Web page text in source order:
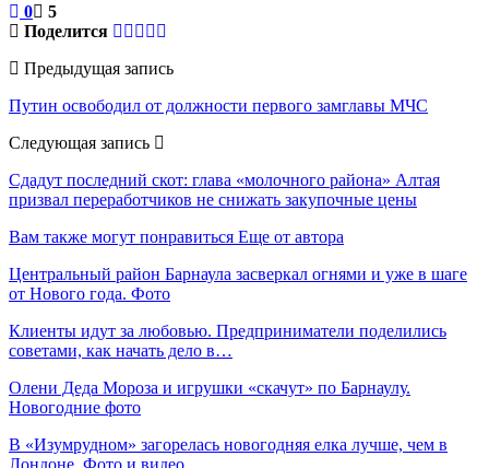
0
5
Поделится
Предыдущая запись
Путин освободил от должности первого замглавы МЧС
Следующая запись
Сдадут последний скот: глава «молочного района» Алтая
призвал переработчиков не снижать закупочные цены
Вам также могут понравиться Еще от автора
Центральный район Барнаула засверкал огнями и уже в шаге
от Нового года. Фото
Клиенты идут за любовью. Предприниматели поделились
советами, как начать дело в…
Олени Деда Мороза и игрушки «скачут» по Барнаулу.
Новогодние фото
В «Изумрудном» загорелась новогодняя елка лучше, чем в
Лондоне. Фото и видео